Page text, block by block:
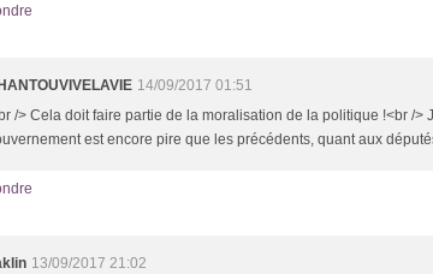
14/09/2017 01:51
/> Cela doit faire partie de la moralisation de la politique !<br />
est encore pire que les précédents, quant aux
13/09/2017 21:02